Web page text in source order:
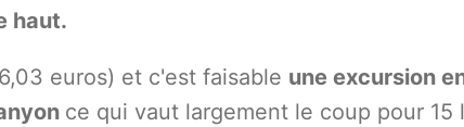
haut.
euros) et c'est faisable une excursion
ce qui vaut largement le coup pour 15